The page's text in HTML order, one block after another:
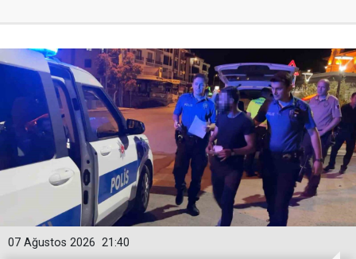
21:40
07 Ağustos 2026